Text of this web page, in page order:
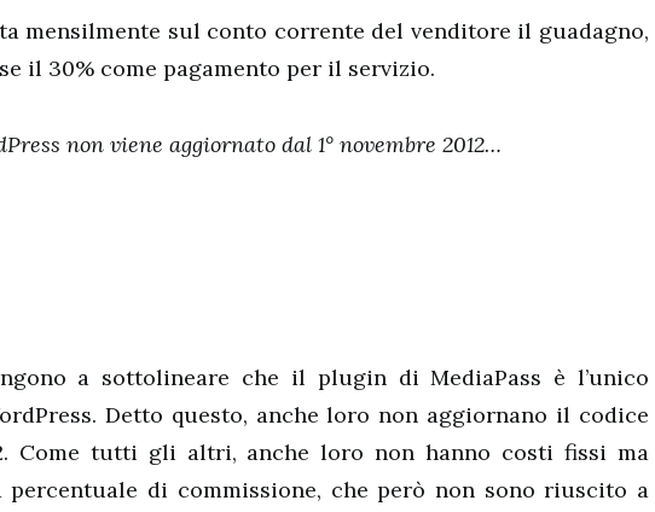
mensilmente sul conto corrente del venditore il guadagno,
il 30% come pagamento per il servizio.
non viene aggiornato dal 1° novembre 2012…
a sottolineare che il plugin di MediaPass è l’unico
Detto questo, anche loro non aggiornano il codice
Come tutti gli altri, anche loro non hanno costi fissi ma
percentuale di commissione, che però non sono riuscito a